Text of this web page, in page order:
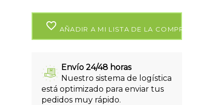
favorite_border AÑADIR A MI LISTA DE LA COMPRA
Envío 24/48 horas
Nuestro sistema de logística
está optimizado para enviar tus
pedidos muy rápido.